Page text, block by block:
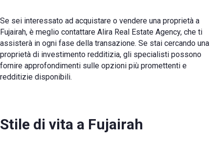
Se sei interessato ad acquistare o vendere una proprietà a
Fujairah, è meglio contattare Alira Real Estate Agency, che ti
assisterà in ogni fase della transazione. Se stai cercando una
proprietà di investimento redditizia, gli specialisti possono
fornire approfondimenti sulle opzioni più promettenti e
redditizie disponibili.
Stile di vita a Fujairah